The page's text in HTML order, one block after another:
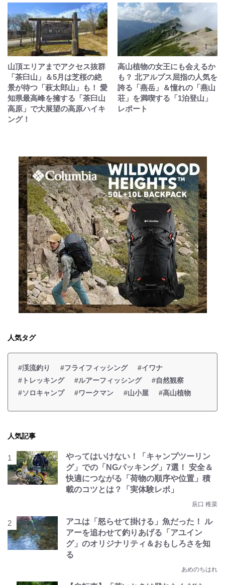
山頂エリアまでアクセス抜群
「茶臼山」＆5月は芝桜の絶
景が待つ「萩太郎山」も！ 愛
知県最高峰を擁する「茶臼山
高原」で大展望の高原ハイキ
ング！
高山植物の女王にも会えるか
も？ 北アルプス屈指の人気を
誇る「燕岳」＆憧れの「燕山
荘」を満喫する「1泊登山」
レポート
人気タグ
#渓流釣り #フライフィッシング
#イワナ
#トレッキング
#ルアーフィッシング
#自然観察
#ソロキャンプ
#ワークマン #山小屋 #高山植物
人気記事
やってはいけない！「キャンプツーリン
グ」での「NGパッキング」7選！ 安全＆
快適につながる「荷物の順序や位置」積
載のコツとは？「実体験レポ」
辰口 稚菜
アユは「怒らせて掛ける」魚だった！ ル
アーを追わせて釣りあげる「アユイン
グ」のオリジナリティ＆おもしろさを知
る
あめのちはれ